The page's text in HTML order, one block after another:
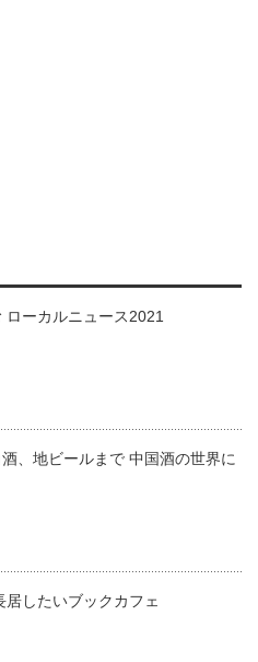
ローカルニュース2021
、地ビールまで 中国酒の世界に
居したいブックカフェ